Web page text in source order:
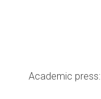
Academic press: